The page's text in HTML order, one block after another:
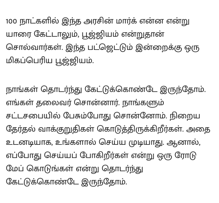
100 நாட்களில் இந்த அரசின் மார்க் என்ன என்று
யாரை கேட்டாலும், பூஜ்ஜியம் என்றுதான்
சொல்வார்கள். இந்த பட்ஜெட்டும் இன்றைக்கு ஒரு
மிகப்பெரிய பூஜ்ஜியம்.
நாங்கள் தொடர்ந்து கேட்டுக்கொண்டே இருந்தோம்.
எங்கள் தலைவர் சொன்னார். நாங்களும்
சட்டசபையில் பேசும்போது சொன்னோம். நிறைய
தேர்தல் வாக்குறுதிகள் கொடுத்திருக்கிறீர்கள். அதை
உடனடியாக, உங்களால் செய்ய முடியாது. ஆனால்,
எப்போது செய்யப் போகிறீர்கள் என்று ஒரு ரோடு
மேப் கொடுங்கள் என்று தொடர்ந்து
கேட்டுக்கொண்டே இருந்தோம்.